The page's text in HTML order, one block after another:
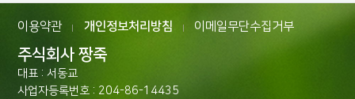
이용약관 개인정보처리방침 이메일무단수집거부
주식회사 짱죽
대표 : 서동교
사업자등록번호 : 204-86-14435